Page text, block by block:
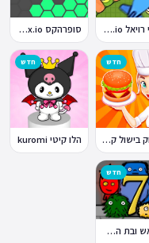
זומבי רויאל ZombsRoyale.io סופרהקס Superhex.io
חדש
משחק בישול קדחת הבישול Cooking Fever
חדש
הלו קיטי kuromi
חדש
בן האש ובת המים 7: וחברים